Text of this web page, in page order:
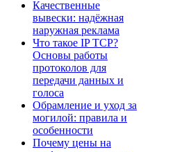
Качественные
вывески: надёжная
наружная реклама
Что такое IP TCP?
Основы работы
протоколов для
передачи данных и
голоса
Обрамление и уход за
могилой: правила и
особенности
Почему цены на